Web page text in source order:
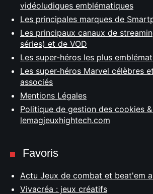
vidéoludiques emblématiques
Les principales marques de
Les principaux canaux de
séries) et de VOD
Les super-héros les plus
Les super-héros Marvel célèbres
associés
Mentions Légales
Politique de gestion des cookies
lemagjeuxhightech.com
Favoris
Actu Jeux de combat et beat'em
Vivacréa : jeux créatifs